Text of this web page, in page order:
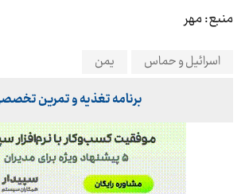
منبع: مهر
اسرائیل و حماس یمن
برنامه تغذیه و تمرین